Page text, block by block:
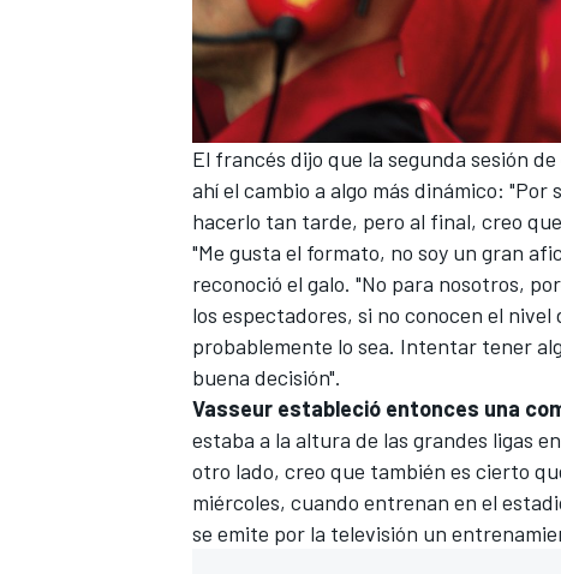
MÁS CATEGORÍAS
El francés dijo que la segunda sesión
ahí el cambio a algo más dinámico:
hacerlo tan tarde, pero al final, creo
"Me gusta el formato, no soy un gran
reconoció el galo. "No para nosotros,
los espectadores, si no conocen el
probablemente lo sea. Intentar tener
buena decisión".
Vasseur estableció entonces una
estaba a la altura de las grandes ligas
otro lado, creo que también es cierto
miércoles, cuando entrenan en el
se emite por la televisión un